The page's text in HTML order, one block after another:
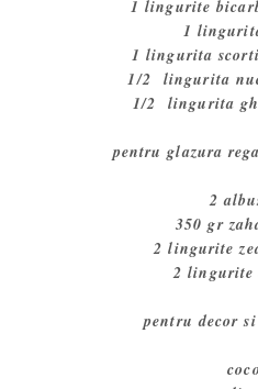
1 lingurite
1
1 lingurita
1/2 lingurita
1/2 lingurita
pentru glazura
2
350 gr
2 lingurite
2 lingurite
pentru decor